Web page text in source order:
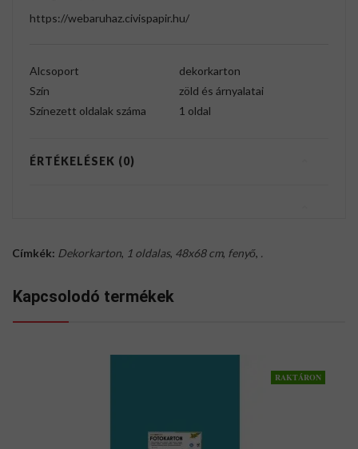
https://webaruhaz.civispapir.hu/
Alcsoport
dekorkarton
Szín
zöld és árnyalatai
Színezett oldalak száma
1 oldal
ÉRTÉKELÉSEK (0)
Címkék: Dekorkarton, 1 oldalas, 48x68 cm, fenyő, .
Kapcsolodó termékek
RAKTÁRON